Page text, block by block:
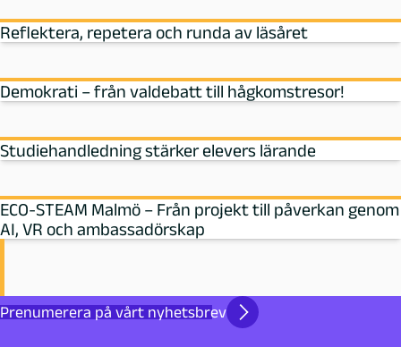
Reflektera, repetera och runda av läsåret
Demokrati – från valdebatt till hågkomstresor!
Studiehandledning stärker elevers lärande
ECO-STEAM Malmö – Från projekt till påverkan genom
AI, VR och ambassadörskap
Prenumerera på vårt nyhetsbrev